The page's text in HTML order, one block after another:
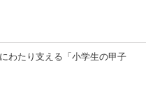
わたり支える「小学生の甲子